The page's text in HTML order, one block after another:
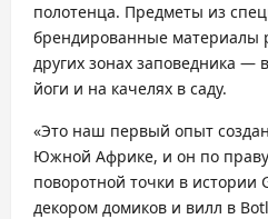
полотенца. Предметы из
брендированные материалы
других зонах заповедника —
йоги и на качелях в саду.
«Это наш первый опыт
Южной Африке, и он по праву
поворотной точки в истории
декором домиков и вилл в